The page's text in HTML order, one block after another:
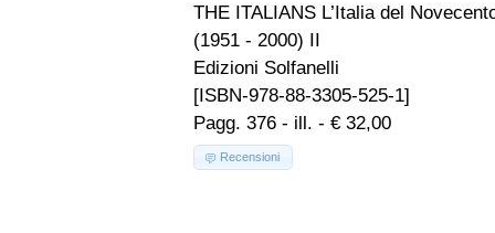
THE ITALIANS L’Italia del
(1951 - 2000) II
Edizioni Solfanelli
[ISBN-978-88-3305-525-1]
Pagg. 376 - ill. - € 32,00
Recensioni